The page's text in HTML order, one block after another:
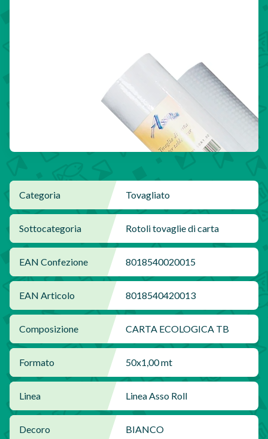
Categoria Tovagliato
Sottocategoria Rotoli tovaglie di carta
EAN Confezione 8018540020015
EAN Articolo 8018540420013
Composizione CARTA ECOLOGICA TB
Formato 50x1,00 mt
Linea Linea Asso Roll
Decoro BIANCO